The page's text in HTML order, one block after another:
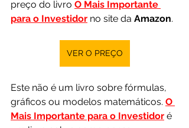
preço do livro O Mais Importante
para o Investidor no site da Amazon.
VER O PREÇO
Este não é um livro sobre fórmulas,
gráficos ou modelos matemáticos. O
Mais Importante para o Investidor é